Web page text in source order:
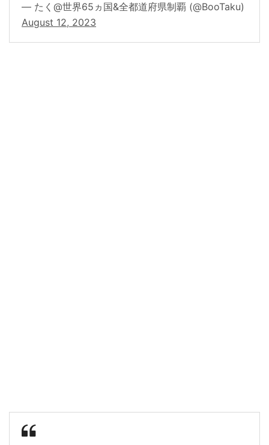
— たく@世界65ヵ国&全都道府県制覇 (@BooTaku)
August 12, 2023